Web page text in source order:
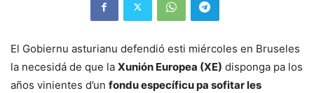
El Gobiernu asturianu defendió esti miércoles en Bruseles
la necesidá de que la Xunión Europea (XE) disponga pa los
años vinientes d’un fondu específicu pa sofitar les